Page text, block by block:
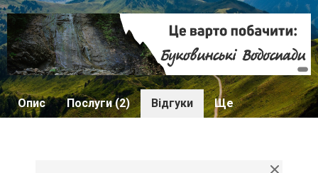
Опис Послуги (2) Відгуки Ще